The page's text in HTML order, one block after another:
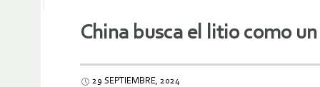
China busca el litio como
29 SEPTIEMBRE, 2024